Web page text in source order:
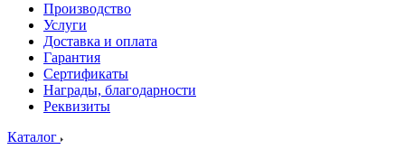
Производство
Услуги
Доставка и оплата
Гарантия
Сертификаты
Награды, благодарности
Реквизиты
Каталог